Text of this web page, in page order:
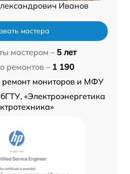
Иванов
мастера
мастером – 5 лет
ремонтов – 1 190
ремонт мониторов и МФУ
«Электроэнергетика